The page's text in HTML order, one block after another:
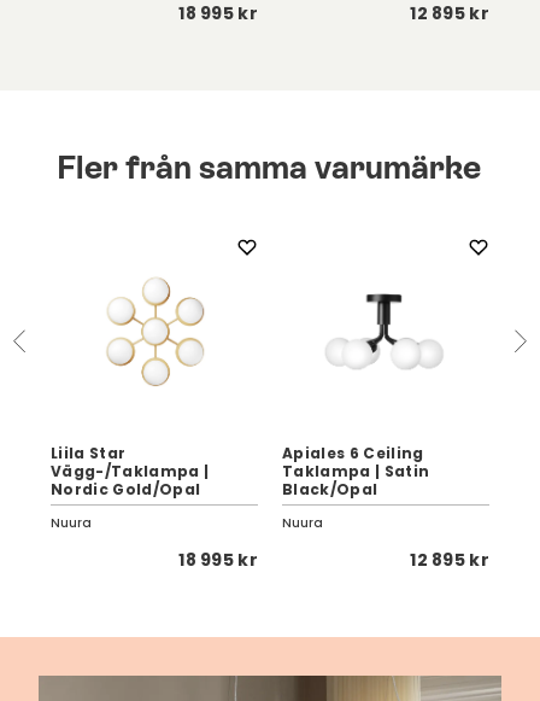
18 995 kr 12 895 kr
Fler från samma varumärke
Liila Star
Vägg-/Taklampa |
Nordic Gold/Opal
Nuura
18 995 kr
Apiales 6 Ceiling
Taklampa | Satin
Black/Opal
Nuura
12 895 kr